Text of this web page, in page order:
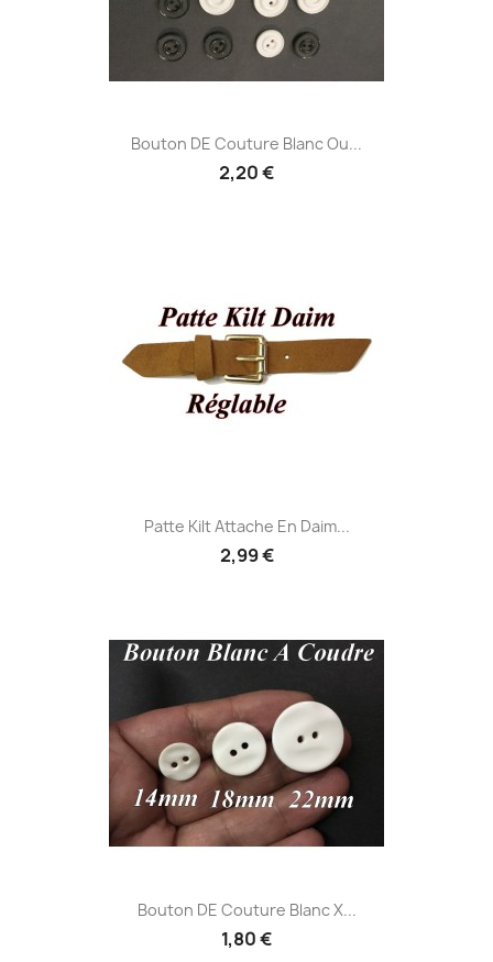
Bouton DE Couture Blanc Ou...
2,20 €
Patte Kilt Attache En Daim...
2,99 €
Bouton DE Couture Blanc X...
1,80 €